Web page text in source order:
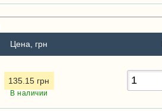
Цена, грн
135.15 грн
В наличии